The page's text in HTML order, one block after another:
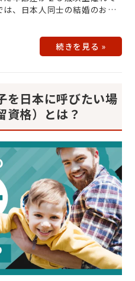
、日本人同士の結婚のおい
を日本に呼びたい場
資格）とは？